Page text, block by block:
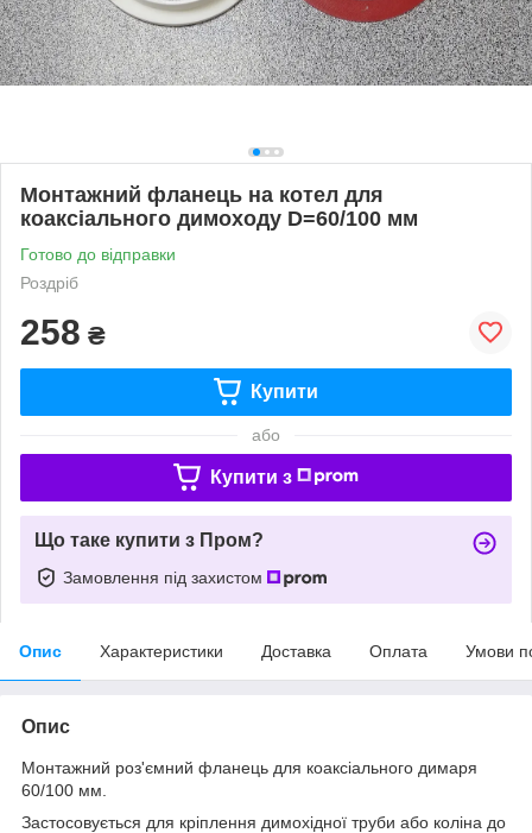
Монтажний фланець на котел для
коаксіального димоходу D=60/100 мм
Готово до відправки
Роздріб
258 ₴
Купити
або
Купити з
Що таке купити з Пром?
Замовлення під захистом
Опис Характеристики Доставка Оплата Умови
Опис
Монтажний роз'ємний фланець для коаксіального димаря
60/100 мм.
Застосовується для кріплення димохідної труби або коліна до